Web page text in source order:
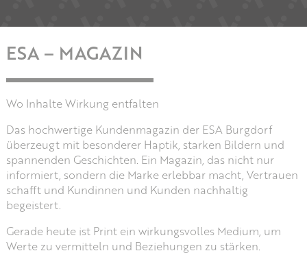
ESA – MAGAZIN
Wo Inhalte Wirkung entfalten
Das hochwertige Kundenmagazin der ESA Burgdorf
überzeugt mit besonderer Haptik, starken Bildern und
spannenden Geschichten. Ein Magazin, das nicht nur
informiert, sondern die Marke erlebbar macht, Vertrauen
schafft und Kundinnen und Kunden nachhaltig
begeistert.
Gerade heute ist Print ein wirkungsvolles Medium, um
Werte zu vermitteln und Beziehungen zu stärken.